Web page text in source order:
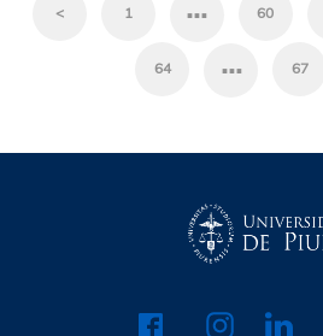
< 1 60
64 … 67